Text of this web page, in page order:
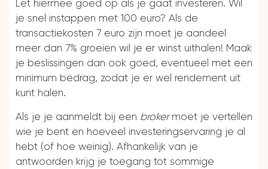
Let hiermee goed op als je gaat investeren. Wil
je snel instappen met 100 euro? Als de
transactiekosten 7 euro zijn moet je aandeel
meer dan 7% groeien wil je er winst uithalen! Maak
je beslissingen dan ook goed, eventueel met een
minimum bedrag, zodat je er wel rendement uit
kunt halen.
Als je je aanmeldt bij een brokermoet je vertellen
wie je bent en hoeveel investeringservaring je al
hebt (of hoe weinig). Afhankelijk van je
antwoorden krijg je toegang tot sommige